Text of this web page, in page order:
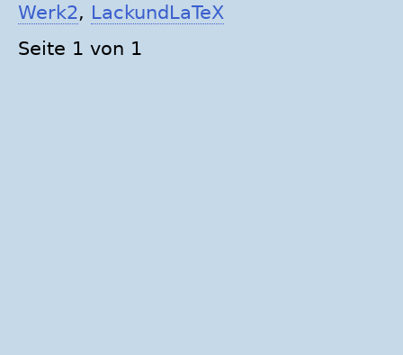
Werk2, LackundLaTeX
Seite 1 von 1